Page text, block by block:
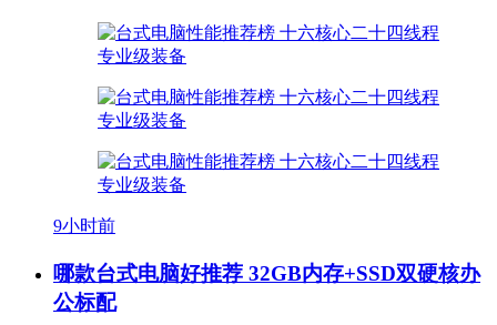
9小时前
哪款台式电脑好推荐 32GB内存+SSD双硬核办
公标配